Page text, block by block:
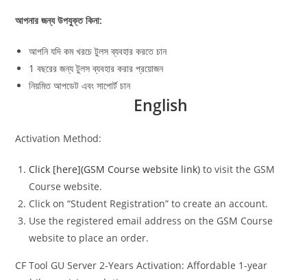
আপনার জন্য উপযুক্ত কিনা:
আপনি যদি কম খরচে টুলস ব্যবহার করতে চান
1 বছরের জন্য টুলস ব্যবহার করার প্রয়োজন
নিয়মিত আপডেট এবং সাপোর্ট চান
English
Activation Method:
Click [here](GSM Course website link) to visit the GSM
Course website.
Click on “Student Registration” to create an account.
Use the registered email address on the GSM Course
website to place an order.
CF Tool GU Server 2-Years Activation: Affordable 1-year